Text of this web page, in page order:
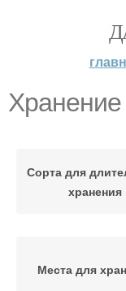
Хранение
Сорта для
хранения
Места для